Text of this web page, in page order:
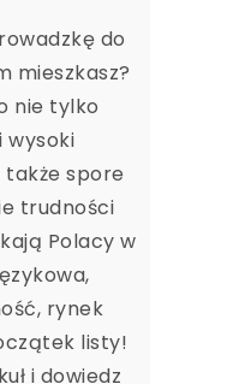
do
mieszkasz?
nie tylko
wysoki
spore
trudności
Polacy w
rynek
listy!
i dowiedz